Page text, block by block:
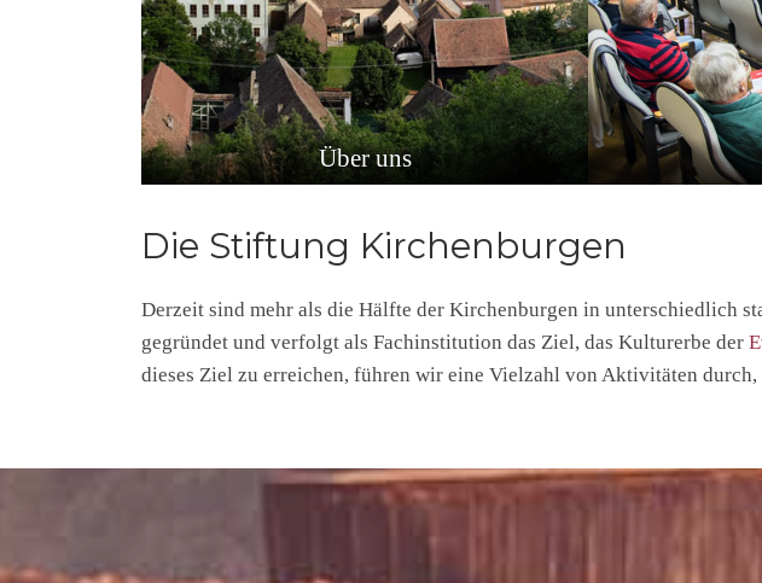
Über uns
Die Stiftung Kirchenburgen
Derzeit sind mehr als die Hälfte der Kirchenburgen in unterschiedlich
gegründet und verfolgt als Fachinstitution das Ziel, das Kulturerbe der
dieses Ziel zu erreichen, führen wir eine Vielzahl von Aktivitäten